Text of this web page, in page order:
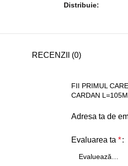
Distribuie
RECENZII (0)
FII PRIMUL
CARDAN
Adresa ta de
Evaluarea ta *